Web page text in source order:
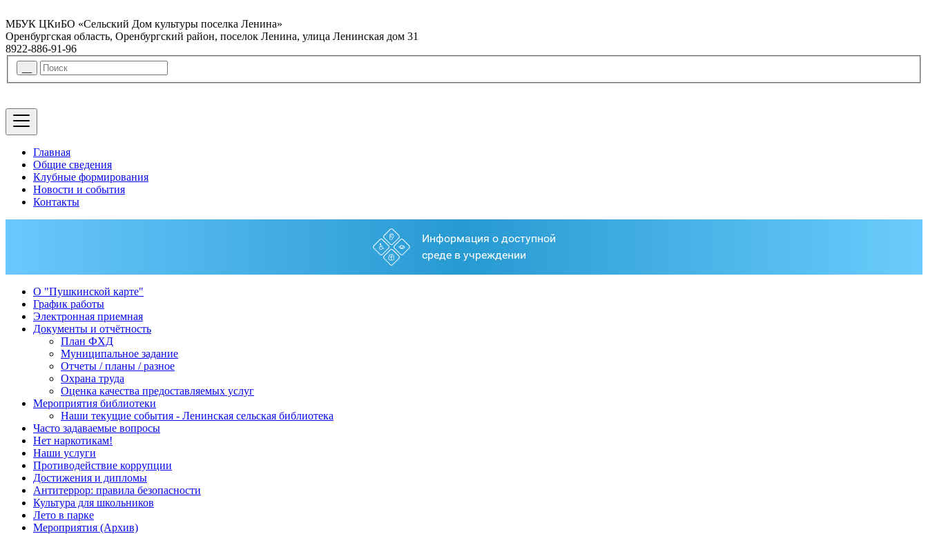
МБУК ЦКиБО «Сельский Дом культуры поселка Ленина»
Оренбургская область, Оренбургский район, поселок Ленина, улица Ленинская дом 31
8922-886-91-96
Главная
Общие сведения
Клубные формирования
Новости и события
Контакты
О "Пушкинской карте"
График работы
Электронная приемная
Документы и отчётность
План ФХД
Муниципальное задание
Отчеты / планы / разное
Охрана труда
Оценка качества предоставляемых услуг
Мероприятия библиотеки
Наши текущие события - Ленинская сельская библиотека
Часто задаваемые вопросы
Нет наркотикам!
Наши услуги
Противодействие коррупции
Достижения и дипломы
Антитеррор: правила безопасности
Культура для школьников
Лето в парке
Мероприятия (Архив)